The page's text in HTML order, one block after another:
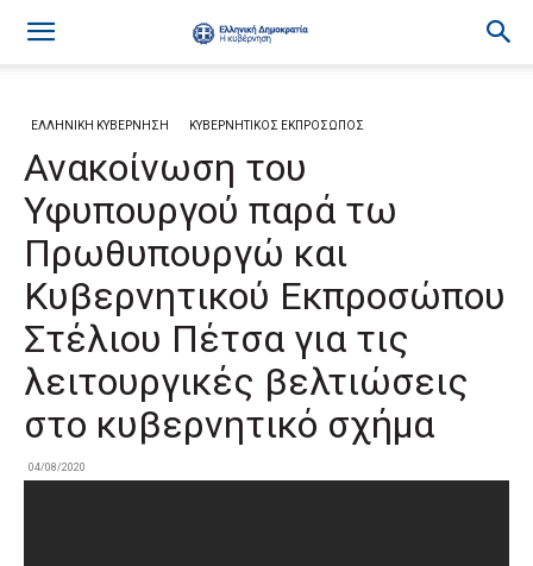
ΕΛΛΗΝΙΚΗ ΚΥΒΕΡΝΗΣΗ ΚΥΒΕΡΝΗΤΙΚΟΣ ΕΚΠΡΟΣΩΠΟΣ
Ανακοίνωση του
Υφυπουργού παρά τω
Πρωθυπουργώ και
Κυβερνητικού Εκπροσώπου
Στέλιου Πέτσα για τις
λειτουργικές βελτιώσεις
στο κυβερνητικό σχήμα
04/08/2020